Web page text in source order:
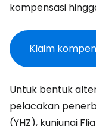
kompensasi
Klaim
Untuk bentuk
pelacakan
(YHZ), kunjungi